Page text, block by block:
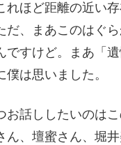
れほど距離の近い
だ、まあこのはぐ
ですけど。まあ「
は思いました。
お話ししたいのは
ん、壇蜜さん、堀